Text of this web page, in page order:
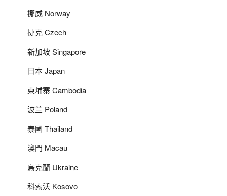
挪威 Norway
捷克 Czech
新加坡 Singapore
日本 Japan
柬埔寨 Cambodia
波兰 Poland
泰國 Thailand
澳門 Macau
烏克蘭 Ukraine
科索沃 Kosovo